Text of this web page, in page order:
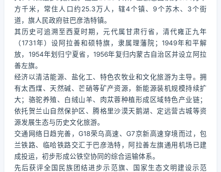
方千米，常住人口约25.3万人，辖4个镇、9个苏木、3个街
道，旗人民政府驻巴彦浩特镇。
其历史可追溯至西夏时期，元代属甘肃行省，清代雍正九年
（1731年）设阿拉善和硕特旗，隶属理藩院；1949年和平解
放，1954年划归宁夏省，1956年复归内蒙古自治区并设立阿拉
善左旗。
经济以清洁能源、盐化工、特色农牧业和文化旅游为主导。拥
有太西煤、天然碱、芒硝等矿产资源，新能源装机规模持续扩
大；骆驼养殖、白绒山羊、肉苁蓉种植形成区域特色产业链；
依托贺兰山自然保护区、腾格里沙漠天鹅湖、定远营古城等资
源发展生态与历史文化旅游。
交通网络日趋完善，G18荣乌高速、G7京新高速穿境而过，包
兰铁路、临哈铁路交汇于巴彦浩特，阿拉善左旗通用机场已建
成投运，初步形成公铁空协同的综合运输体系。
先后获评全国民族团结进步示范旗、国家生态文明建设示范